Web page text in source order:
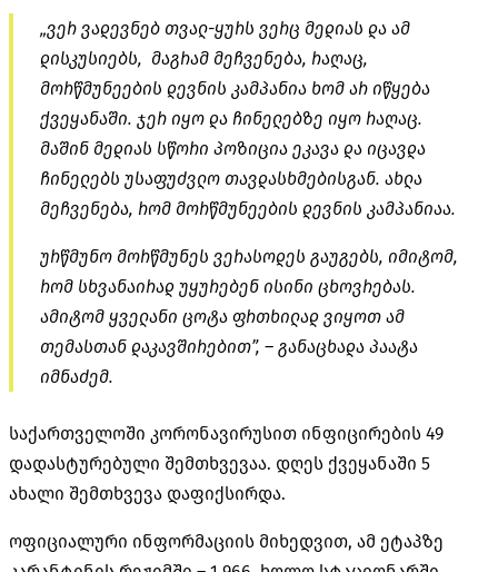
„ვერ ვადევნებ თვალ-ყურს ვერც მედიას და ამ
დისკუსიებს, მაგრამ მეჩვენება, რაღაც,
მორწმუნეების დევნის კამპანია ხომ არ იწყება
ქვეყანაში. ჯერ იყო და ჩინელებზე იყო რაღაც.
მაშინ მედიას სწორი პოზიცია ეკავა და იცავდა
ჩინელებს უსაფუძვლო თავდასხმებისგან. ახლა
მეჩვენება, რომ მორწმუნეების დევნის კამპანიაა.
ურწმუნო მორწმუნეს ვერასოდეს გაუგებს, იმიტომ,
რომ სხვანაირად უყურებენ ისინი ცხოვრებას.
ამიტომ ყველანი ცოტა ფრთხილად ვიყოთ ამ
თემასთან დაკავშირებით”, – განაცხადა პაატა
იმნაძემ.
საქართველოში კორონავირუსით ინფიცირების 49
დადასტურებული შემთხვევაა. დღეს ქვეყანაში 5
ახალი შემთხვევა დაფიქსირდა.
ოფიციალური ინფორმაციის მიხედვით, ამ ეტაპზე